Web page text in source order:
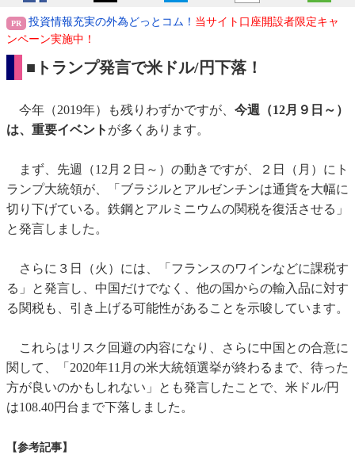
投資情報充実の外為どっとコム！ 当サイト口座開設者限定キャ
ンペーン実施中！
■トランプ発言で米ドル/円下落！
今年（2019年）も残りわずかですが、 今週（12月９日～）
は、重要イベント が多くあります。
まず、先週（12月２日～）の動きですが、２日（月）にト
ランプ大統領が、「ブラジルとアルゼンチンは通貨を大幅に
切り下げている。鉄鋼とアルミニウムの関税を復活させる」
と発言しました。
さらに３日（火）には、「フランスのワインなどに課税す
る」と発言し、中国だけでなく、他の国からの輸入品に対す
る関税も、引き上げる可能性があることを示唆しています。
これらはリスク回避の内容になり、さらに中国との合意に
関して、「2020年11月の米大統領選挙が終わるまで、待った
方が良いのかもしれない」とも発言したことで、米ドル/円
は108.40円台まで下落しました。
【参考記事】